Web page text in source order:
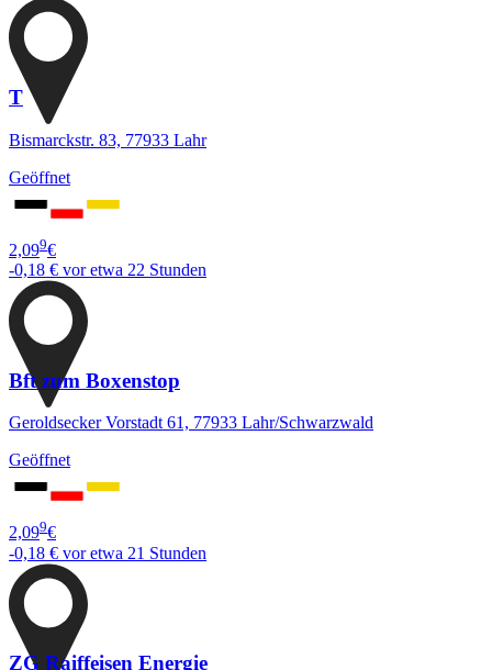
T
Bismarckstr. 83, 77933 Lahr
Geöffnet
2,099€
-0,18 € vor etwa 22 Stunden
Bft zum Boxenstop
Geroldsecker Vorstadt 61, 77933 Lahr/Schwarzwald
Geöffnet
2,099€
-0,18 € vor etwa 21 Stunden
ZG Raiffeisen Energie